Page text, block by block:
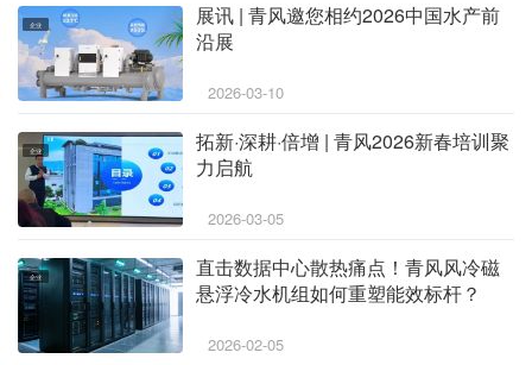
企业
展讯 | 青风邀您相约2026中国水产前
沿展
2026-03-10
企业
拓新·深耕·倍增 | 青风2026新春培训聚
力启航
2026-03-05
企业
直击数据中心散热痛点！青风风冷磁
悬浮冷水机组如何重塑能效标杆？
2026-02-05